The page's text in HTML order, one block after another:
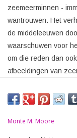
zeemeerminnen -
wantrouwen. Het
de middeleeuwen
waarschuwen voor
om die reden dan
afbeeldingen van
Monte M. Moore